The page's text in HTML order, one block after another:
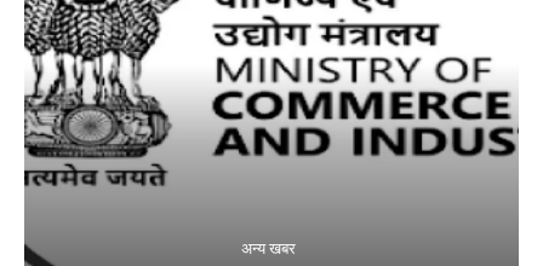
अन्य खबर